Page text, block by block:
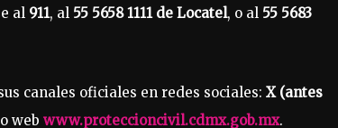
al 911, al 55 5658 1111 de Locatel, o al 55 5683
canales oficiales en redes sociales: X (antes
web www.proteccioncivil.cdmx.gob.mx.